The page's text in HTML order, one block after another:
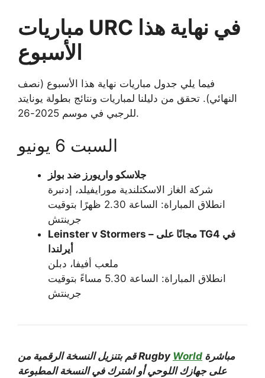
مباريات URC في نهاية هذا
الأسبوع
فيما يلي جدول مباريات نهاية هذا الأسبوع (نصف
النهائي). تحقق من دليلنا لمباريات ونتائج بطولة يونايتد
للرجبي في موسم 2025-26.
السبت 6 يونيو
جلاسكو واريورز ضد بولز
شركة الغاز الاسكتلندية مورايفيلد، إدنبرة
انطلاق المباراة: الساعة 2.30 ظهرًا بتوقيت
جرينتش
Leinster v Stormers – مجانًا على TG4 في
أيرلندا
ملعب أفيفا، دبلن
انطلاق المباراة: الساعة 5.30 مساءً بتوقيت
جرينتش
قم بتنزيل النسخة الرقمية من Rugby World
على جهازك اللوحي أو اشترك في النسخة المطبوعة